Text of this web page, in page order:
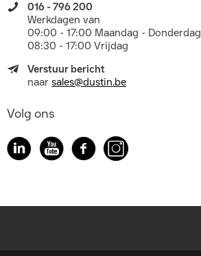
016 - 796 200
Werkdagen van
09:00 - 17:00 Maandag - Donderdag
08:30 - 17:00 Vrijdag
Verstuur bericht
naar sales@dustin.be
Volg ons